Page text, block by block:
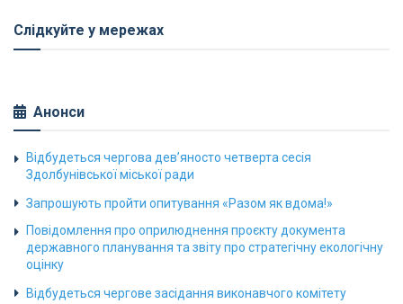
Слідкуйте у мережах
Анонси
Відбудеться чергова дев’яносто четверта сесія
Здолбунівської міської ради
Запрошують пройти опитування «Разом як вдома!»
Повідомлення про оприлюднення проєкту документа
державного планування та звіту про стратегічну екологічну
оцінку
Відбудеться чергове засідання виконавчого комітету